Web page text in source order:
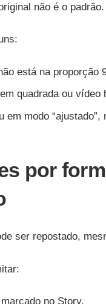
não é o padrão.
está na proporção
quadrada ou vídeo
em modo “ajustado”,
por
ser repostado,
no Story.